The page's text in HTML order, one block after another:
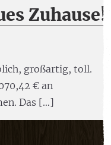
Zuhause!
großartig, toll.
€ an
Das […]